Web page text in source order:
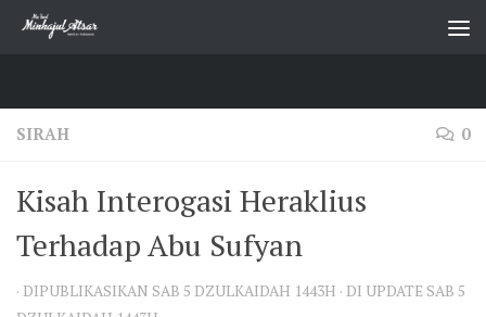
Skip to content
SIRAH 0
Kisah Interogasi Heraklius
Terhadap Abu Sufyan
· DIPUBLIKASIKAN SAB 5 DZULKAIDAH 1443H · DI UPDATE SAB 5